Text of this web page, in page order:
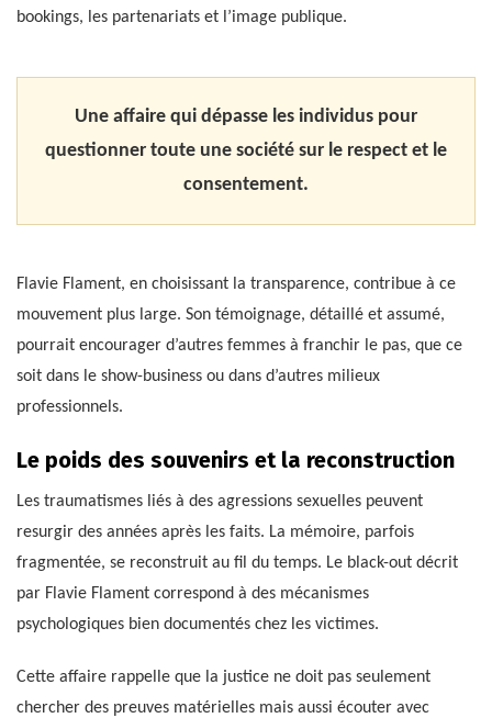
bookings, les partenariats et l’image publique.
Une affaire qui dépasse les individus pour
questionner toute une société sur le respect et le
consentement.
Flavie Flament, en choisissant la transparence, contribue à ce
mouvement plus large. Son témoignage, détaillé et assumé,
pourrait encourager d’autres femmes à franchir le pas, que ce
soit dans le show-business ou dans d’autres milieux
professionnels.
Le poids des souvenirs et la reconstruction
Les traumatismes liés à des agressions sexuelles peuvent
resurgir des années après les faits. La mémoire, parfois
fragmentée, se reconstruit au fil du temps. Le black-out décrit
par Flavie Flament correspond à des mécanismes
psychologiques bien documentés chez les victimes.
Cette affaire rappelle que la justice ne doit pas seulement
chercher des preuves matérielles mais aussi écouter avec